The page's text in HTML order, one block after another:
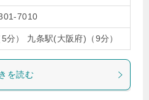
7010
分） 九条駅(大阪府)（9分）
を読む